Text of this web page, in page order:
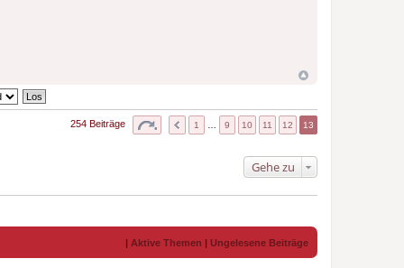
254 Beiträge 1 9 10 11 12 13
Gehe zu
| Aktive Themen | Ungelesene Beiträge